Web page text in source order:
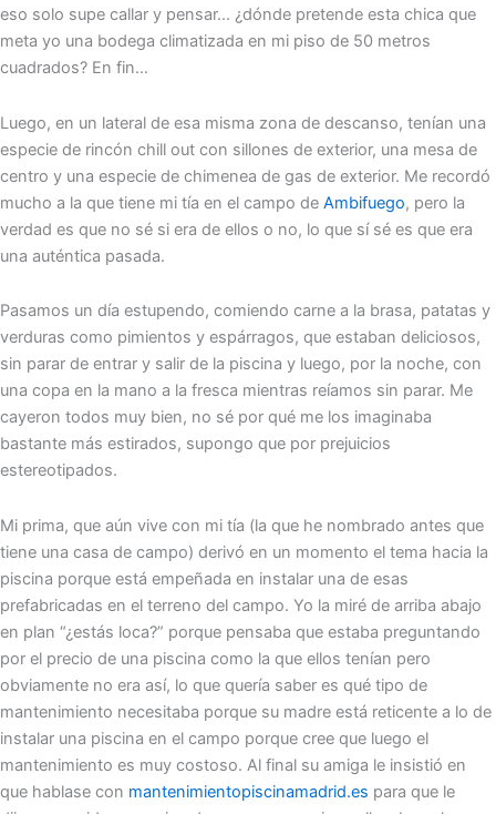
eso solo supe callar y pensar… ¿dónde pretende esta chica que
meta yo una bodega climatizada en mi piso de 50 metros
cuadrados? En fin…
Luego, en un lateral de esa misma zona de descanso, tenían una
especie de rincón chill out con sillones de exterior, una mesa de
centro y una especie de chimenea de gas de exterior. Me recordó
mucho a la que tiene mi tía en el campo de Ambifuego, pero la
verdad es que no sé si era de ellos o no, lo que sí sé es que era
una auténtica pasada.
Pasamos un día estupendo, comiendo carne a la brasa, patatas y
verduras como pimientos y espárragos, que estaban deliciosos,
sin parar de entrar y salir de la piscina y luego, por la noche, con
una copa en la mano a la fresca mientras reíamos sin parar. Me
cayeron todos muy bien, no sé por qué me los imaginaba
bastante más estirados, supongo que por prejuicios
estereotipados.
Mi prima, que aún vive con mi tía (la que he nombrado antes que
tiene una casa de campo) derivó en un momento el tema hacia la
piscina porque está empeñada en instalar una de esas
prefabricadas en el terreno del campo. Yo la miré de arriba abajo
en plan “¿estás loca?” porque pensaba que estaba preguntando
por el precio de una piscina como la que ellos tenían pero
obviamente no era así, lo que quería saber es qué tipo de
mantenimiento necesitaba porque su madre está reticente a lo de
instalar una piscina en el campo porque cree que luego el
mantenimiento es muy costoso. Al final su amiga le insistió en
que hablase con mantenimientopiscinamadrid.es para que le